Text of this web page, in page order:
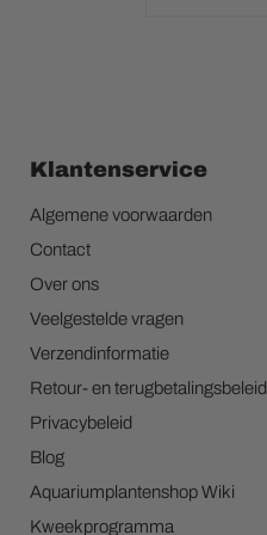
Klantenservice
Algemene voorwaarden
Contact
Over ons
Veelgestelde vragen
Verzendinformatie
Retour- en terugbetalingsbeleid
Privacybeleid
Blog
Aquariumplantenshop Wiki
Kweekprogramma